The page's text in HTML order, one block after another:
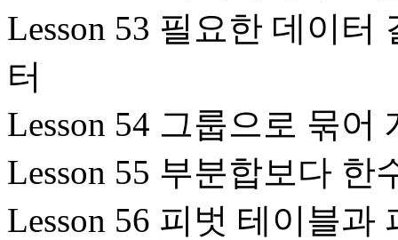
Lesson 53 필요한 데이
터
Lesson 54 그룹으로 묶
Lesson 55 부분합보다
Lesson 56 피벗 테이블과